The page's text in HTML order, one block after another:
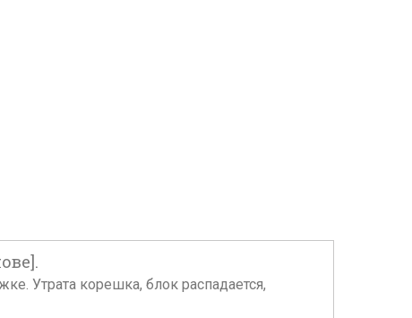
Утрата корешка, блок распадается,